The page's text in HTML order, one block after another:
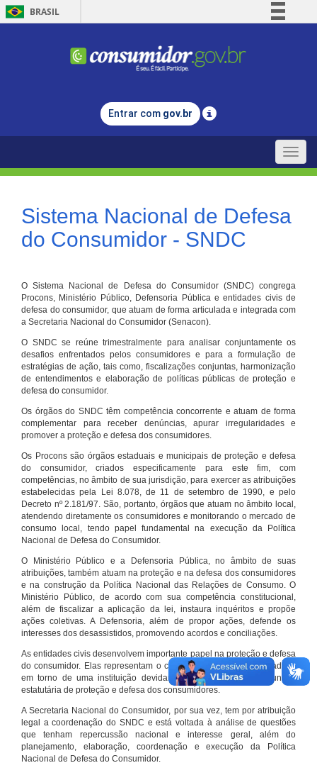
BRASIL
Comunica BR
Legislação
Entrar com gov.br
Toggle
Sistema Nacional de Defesa
do Consumidor - SNDC
O Sistema Nacional de Defesa do Consumidor (SNDC) congrega
Procons, Ministério Público, Defensoria Pública e entidades civis de
defesa do consumidor, que atuam de forma articulada e integrada com
a Secretaria Nacional do Consumidor (Senacon).
O SNDC se reúne trimestralmente para analisar conjuntamente os
desafios enfrentados pelos consumidores e para a formulação de
estratégias de ação, tais como, fiscalizações conjuntas, harmonização
de entendimentos e elaboração de políticas públicas de proteção e
defesa do consumidor.
Os órgãos do SNDC têm competência concorrente e atuam de forma
complementar para receber denúncias, apurar irregularidades e
promover a proteção e defesa dos consumidores.
Os Procons são órgãos estaduais e municipais de proteção e defesa
do consumidor, criados especificamente para este fim, com
competências, no âmbito de sua jurisdição, para exercer as atribuições
estabelecidas pela Lei 8.078, de 11 de setembro de 1990, e pelo
Decreto nº 2.181/97. São, portanto, órgãos que atuam no âmbito local,
atendendo diretamente os consumidores e monitorando o mercado de
consumo local, tendo papel fundamental na execução da Política
Nacional de Defesa do Consumidor.
O Ministério Público e a Defensoria Pública, no âmbito de suas
atribuições, também atuam na proteção e na defesa dos consumidores
e na construção da Política Nacional das Relações de Consumo. O
Ministério Público, de acordo com sua competência constitucional,
além de fiscalizar a aplicação da lei, instaura inquéritos e propõe
ações coletivas. A Defensoria, além de propor ações, defende os
interesses dos desassistidos, promovendo acordos e conciliações.
As entidades civis desenvolvem importante papel na proteção e defesa
do consumidor. Elas representam o conjunto organizado de cidadãos
em torno de uma instituição devidamente registrada e com função
estatutária de proteção e defesa dos consumidores.
A Secretaria Nacional do Consumidor, por sua vez, tem por atribuição
legal a coordenação do SNDC e está voltada à análise de questões
que tenham repercussão nacional e interesse geral, além do
planejamento, elaboração, coordenação e execução da Política
Nacional de Defesa do Consumidor.